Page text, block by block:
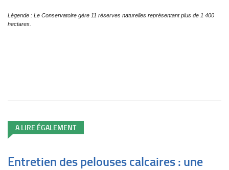
Légende : Le Conservatoire gère 11 réserves naturelles représentant plus de 1 400
hectares.
A LIRE ÉGALEMENT
Entretien des pelouses calcaires : une